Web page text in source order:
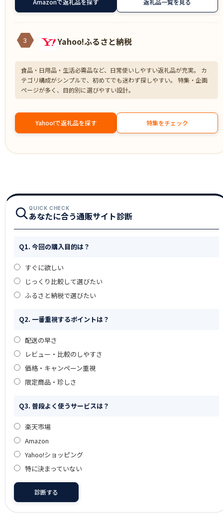
3 Yahoo!ふるさと納税
食品・日用品・生活必需品など、日常使いしやすい返礼品が充実。 カ
テゴリ構成がシンプルで、初めてでも迷わず探しやすい。 特集・企画
ページが多く、目的別に選びやすい設計。
Yahoo!で返礼品を探す 特集をチェック
QUICK CHECK
あなたに合う通販サイト診断
Q1. 今回の購入目的は？
すぐに欲しい
じっくり比較して選びたい
ふるさと納税で選びたい
Q2. 一番重視するポイントは？
配送の早さ
レビュー・比較のしやすさ
価格・キャンペーン重視
限定商品・珍しさ
Q3. 普段よく使うサービスは？
楽天市場
Amazon
Yahoo!ショッピング
特に決まっていない
診断する